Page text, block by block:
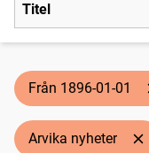
Titel
Från 1896-01-01
Arvika nyheter